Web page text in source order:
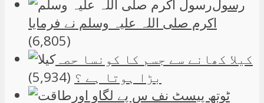
رسول
اکرم صلی اللہ علیہ وسلم نے فرمایا
(6,805)
کیلا کھانے سے جسم کا کونسا حصہ
بڑا ہوتا ہے ؟ (5,934)
ٹوتھ پیسٹ نف س پے لگاو اور